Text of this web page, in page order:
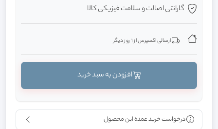
گارانتی اصالت و سلامت فیزیکی کالا
ارسالی اکسپرس از 1 روز دیگر
درخواست خرید عمده این محصول